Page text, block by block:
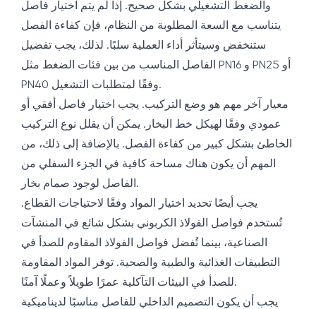
والضغط التشغيلي بشكل صحيح. إذا لم يتم اختيار فاصل
يتناسب مع السعة المطلوبة من النظام، فإن كفاءة الفصل
ستنخفض وسيتأثر أداء العملية سلبًا. لذلك، يجب تفضيل
الفاصل المناسب من بين فئات الضغط مثل PN16 و PN25 أو
PN40 وفقًا لمتطلبات التشغيل.
معيار آخر مهم هو وضع التركيب. يجب اختيار فاصل أفقي أو
عمودي وفقًا لهيكل خط البخار. يمكن أن يقلل نوع التركيب
الخاطئ بشكل كبير من كفاءة الفصل. بالإضافة إلى ذلك، من
المهم أن يكون هناك مساحة كافية في الجزء السفلي من
الفاصل لوجود صمام بخار.
يجب أيضًا تحديد اختيار المواد وفقًا لاحتياجات القطاع.
تُستخدم فواصل الفولاذ الكربوني بشكل شائع في المنشآت
الصناعية، بينما تُفضل فواصل الفولاذ المقاوم للصدأ في
التطبيقات الغذائية والطبية والصحية. توفر المواد المقاومة
للصدأ في البيئات التآكلية عمرًا طويلاً وعملًا آمنًا.
يجب أن يكون التصميم الداخلي للفاصل مناسبًا لديناميكية